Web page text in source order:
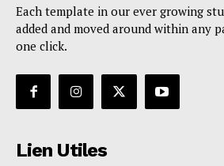
Each template in our ever growing
added and moved around within any
one click.
Lien Utiles